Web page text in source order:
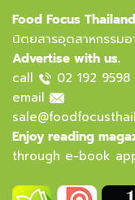
Food Focus Thailand
นิตยสารอุตสาหกรรมอ
Advertise with us.
call
02 192 9598
email
Enjoy reading
through e-book